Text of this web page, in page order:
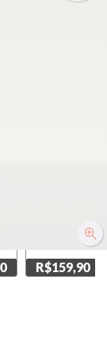
Verde Candy
R$159,90